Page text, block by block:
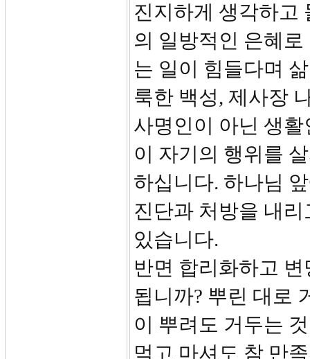
진지하게 생각하고
의 일방적인 은혜
는 일이 힘들다며
룩한 백성, 제사장
사명인이 아닌 생
이 자기의 행위를
하십니다. 하나님
진단과 처방을 내
있습니다.
반면 합리화하고
됩니까? 뿌린 대로
이 뿌려도 거두는
먹고 마셔도 참 만